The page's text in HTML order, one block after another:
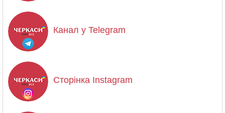
Канал у Telegram
Сторінка Instagram